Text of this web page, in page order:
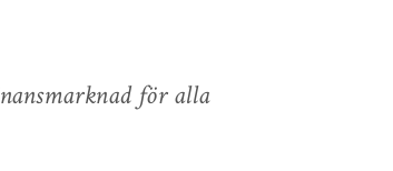
för alla